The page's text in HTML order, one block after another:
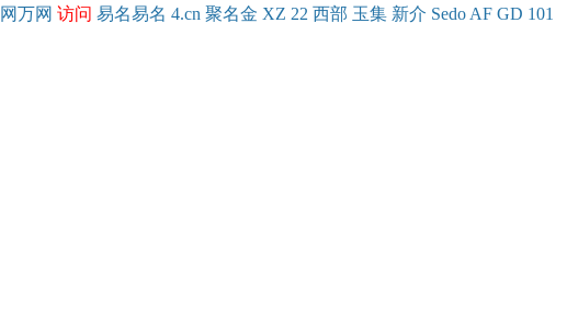
万网 访问 易名易名 4.cn 聚名金 XZ 22 西部 玉集 新介 Sedo AF GD 101